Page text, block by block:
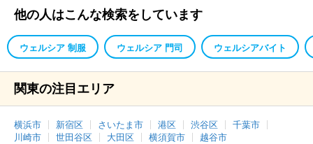
他の人はこんな検索をしています
ウェルシア 制服 ウェルシア 門司 ウェルシアバイト
関東の注目エリア
横浜市 新宿区 さいたま市 港区 渋谷区
千葉市
川崎市
世田谷区 大田区 横須賀市 越谷市